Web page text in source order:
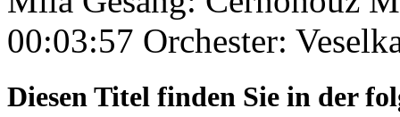
00:03:57 Orchester:
Diesen Titel finden Sie in der